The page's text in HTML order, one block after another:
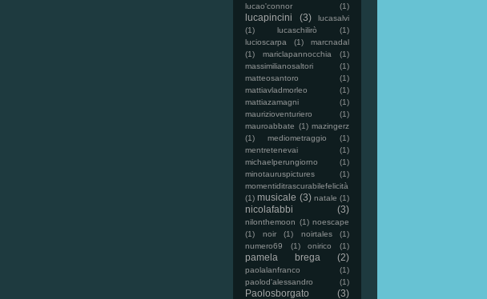
lucao'connor (1)
lucapincini (3)
lucasalvi
(1)
lucaschilirò
(1)
lucioscarpa
(1)
marcnadal
(1)
mariclapannocchia
(1)
massimilianosaltori
(1)
matteosantoro
(1)
mattiavladmorleo
(1)
mattiazamagni
(1)
maurizioventuriero
(1)
mauroabbate (1) mazingerz
(1)
mediometraggio
(1)
mentretenevai
(1)
michaelperungiorno
(1)
minotauruspictures
(1)
momentiditrascurabilefelicità
(1) musicale (3) natale (1)
nicolafabbi (3)
nilonthemoon (1) noescape
(1)
noir (1) noirtales
(1)
numero69
(1) onirico (1)
pamela brega (2)
paolalanfranco
(1)
paolod'alessandro
(1)
Paolosborgato (3)